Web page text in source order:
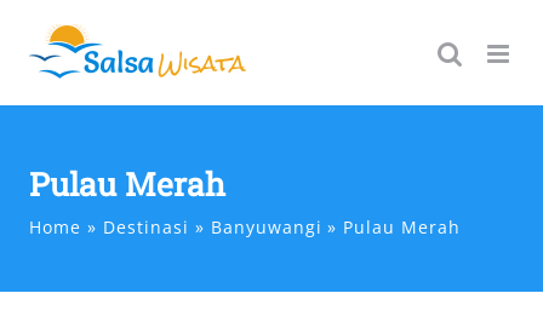
content
Pulau Merah
Home Destinasi Banyuwangi Pulau Merah